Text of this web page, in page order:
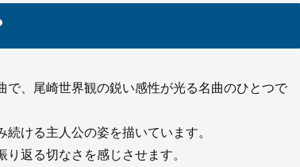
で、尾崎世界観の鋭い感性が光る名曲のひとつで
ける主人公の姿を描いています。
返る切なさを感じさせます。